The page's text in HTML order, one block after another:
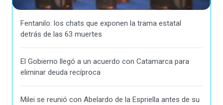
Fentanilo: los chats que exponen la trama estatal
detrás de las 63 muertes
El Gobierno llegó a un acuerdo con Catamarca para
eliminar deuda recíproca
Milei se reunió con Abelardo de la Espriella antes de su